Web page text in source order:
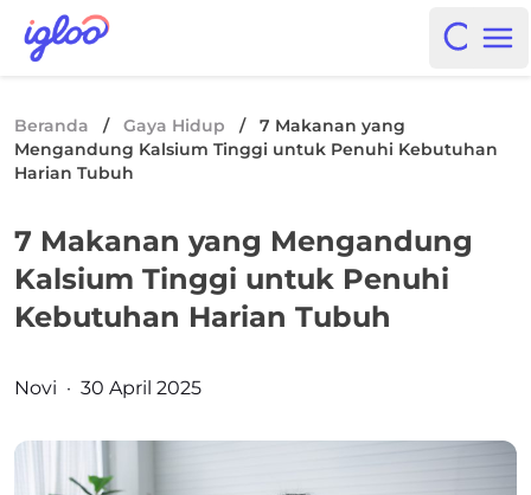
Skip to content
Igloo Blog
Open
Beranda / Gaya Hidup /
7 Makanan yang
Mengandung Kalsium Tinggi untuk Penuhi Kebutuhan
Harian Tubuh
7 Makanan yang Mengandung
Kalsium Tinggi untuk Penuhi
Kebutuhan Harian Tubuh
Posted by
Novi · 30 April 2025